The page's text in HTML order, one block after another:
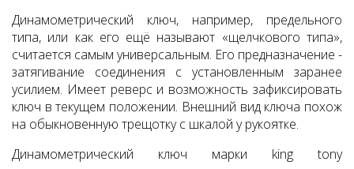
Динамометрический ключ, например, предельного
типа, или как его ещё называют «щелчкового типа»,
считается самым универсальным. Его предназначение -
затягивание соединения с установленным заранее
усилием. Имеет реверс и возможность зафиксировать
ключ в текущем положении. Внешний вид ключа похож
на обыкновенную трещотку с шкалой у рукоятке.
Динамометрический ключ марки king tony